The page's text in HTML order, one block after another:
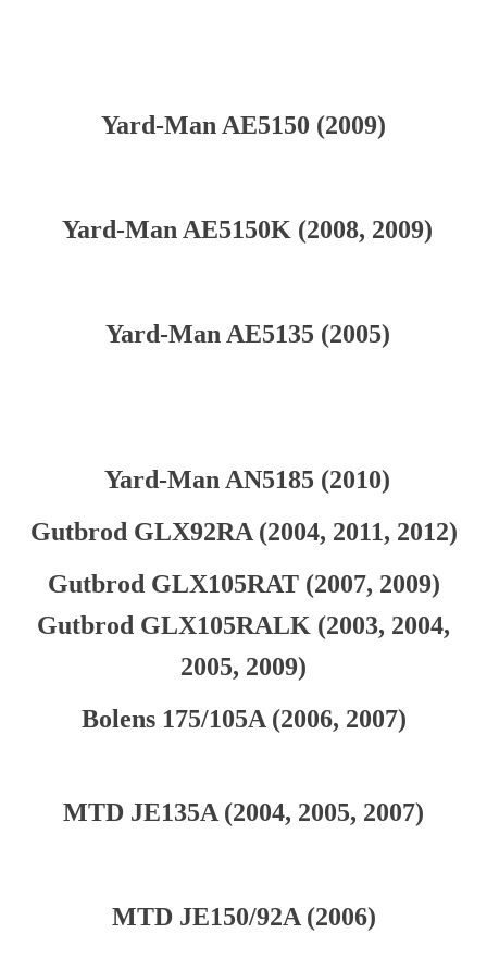
Yard-Man AE5150 (2009)
Yard-Man AE5150K (2008, 2009)
Yard-Man AE5135 (2005)
Yard-Man AN5185 (2010)
Gutbrod GLX92RA (2004, 2011, 2012)
Gutbrod GLX105RAT (2007, 2009)
Gutbrod GLX105RALK (2003, 2004,
2005, 2009)
Bolens 175/105A (2006, 2007)
MTD JE135A (2004, 2005, 2007)
MTD JE150/92A (2006)